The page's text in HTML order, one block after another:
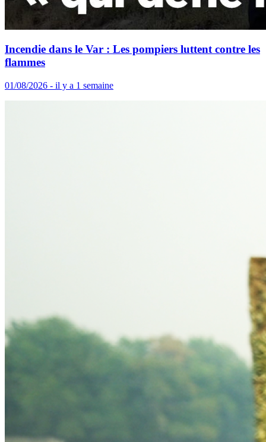
Incendie dans le Var : Les pompiers luttent contre les
flammes
01/08/2026 - il y a 1 semaine